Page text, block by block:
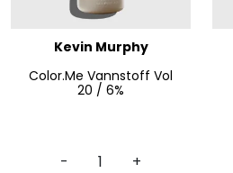
Kevin Murphy
Color.Me Vannstoff Vol
20 / 6%
- +